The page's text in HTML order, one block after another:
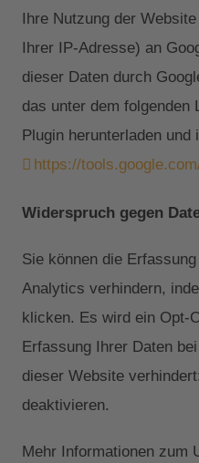
Ihre Nutzung der
Ihrer IP-Adresse) an
dieser Daten durch
das unter dem folgenden
Plugin herunterladen und
https://
Widerspruch gegen
Sie können die
Analytics verhindern,
klicken. Es wird ein Opt-
Erfassung Ihrer Daten
dieser Website
deaktivieren.
Mehr Informationen zum